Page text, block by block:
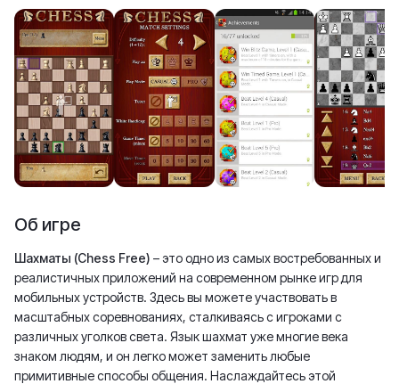
Об игре
Шахматы (Chess Free) – это одно из самых востребованных и
реалистичных приложений на современном рынке игр для
мобильных устройств. Здесь вы можете участвовать в
масштабных соревнованиях, сталкиваясь с игроками с
различных уголков света. Язык шахмат уже многие века
знаком людям, и он легко может заменить любые
примитивные способы общения. Наслаждайтесь этой